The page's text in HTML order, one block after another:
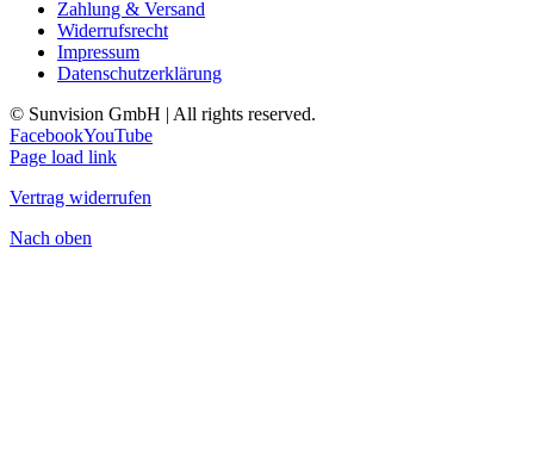
Zahlung & Versand
Widerrufsrecht
Impressum
Datenschutzerklärung
© Sunvision GmbH | All rights reserved.
FacebookYouTube
Page load link
Vertrag widerrufen
Nach oben